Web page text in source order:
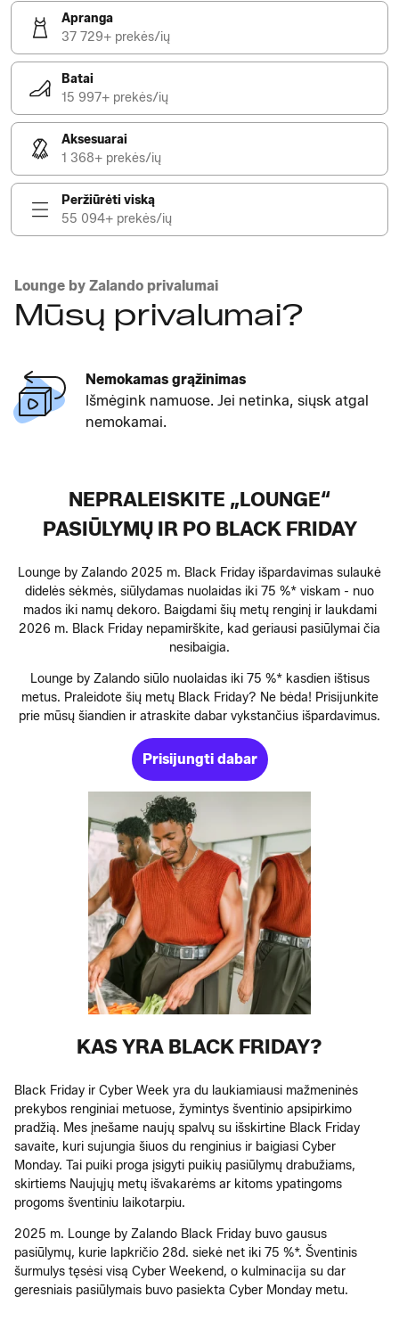
Apranga
37 729+ prekės/ių
Batai
15 997+ prekės/ių
Aksesuarai
1 368+ prekės/ių
Peržiūrėti viską
55 094+ prekės/ių
Lounge by Zalando privalumai
Mūsų privalumai?
Nemokamas grąžinimas
Išmėgink namuose. Jei netinka, siųsk atgal
nemokamai.
NEPRALEISKITE „LOUNGE“
PASIŪLYMŲ IR PO BLACK FRIDAY
Lounge by Zalando 2025 m. Black Friday išpardavimas sulaukė
didelės sėkmės, siūlydamas nuolaidas iki 75 %* viskam - nuo
mados iki namų dekoro. Baigdami šių metų renginį ir laukdami
2026 m. Black Friday nepamirškite, kad geriausi pasiūlymai čia
nesibaigia.
Lounge by Zalando siūlo nuolaidas iki 75 %* kasdien ištisus
metus. Praleidote šių metų Black Friday? Ne bėda! Prisijunkite
prie mūsų šiandien ir atraskite dabar vykstančius išpardavimus.
Prisijungti dabar
KAS YRA BLACK FRIDAY?
Black Friday ir Cyber Week yra du laukiamiausi mažmeninės
prekybos renginiai metuose, žymintys šventinio apsipirkimo
pradžią. Mes įnešame naujų spalvų su išskirtine Black Friday
savaite, kuri sujungia šiuos du renginius ir baigiasi Cyber
Monday. Tai puiki proga įsigyti puikių pasiūlymų drabužiams,
skirtiems Naujųjų metų išvakarėms ar kitoms ypatingoms
progoms šventiniu laikotarpiu.
2025 m. Lounge by Zalando Black Friday buvo gausus
pasiūlymų, kurie lapkričio 28d. siekė net iki 75 %*. Šventinis
šurmulys tęsėsi visą Cyber Weekend, o kulminacija su dar
geresniais pasiūlymais buvo pasiekta Cyber Monday metu.